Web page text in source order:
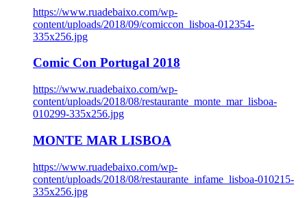
https://www.ruadebaixo.com/wp-
content/uploads/2018/09/comiccon_lisboa-012354-
335x256.jpg
Comic Con Portugal 2018
https://www.ruadebaixo.com/wp-
content/uploads/2018/08/restaurante_monte_mar_lisboa-
010299-335x256.jpg
MONTE MAR LISBOA
https://www.ruadebaixo.com/wp-
content/uploads/2018/08/restaurante_infame_lisboa-010215-
335x256.jpg